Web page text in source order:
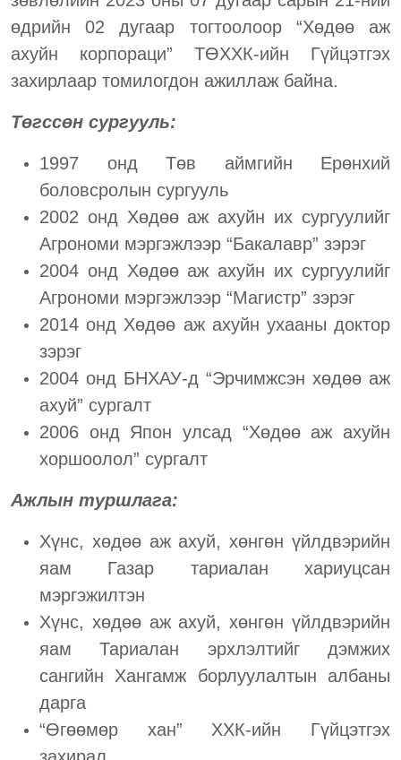
өдрийн 02 дугаар тогтоолоор “Хөдөө аж
ахуйн корпораци” ТӨХХК-ийн Гүйцэтгэх
захирлаар томилогдон ажиллаж байна.
Төгссөн сургууль:
1997 онд Төв аймгийн Ерөнхий
боловсролын сургууль
2002 онд Хөдөө аж ахуйн их сургуулийг
Агрономи мэргэжлээр “Бакалавр” зэрэг
2004 онд Хөдөө аж ахуйн их сургуулийг
Агрономи мэргэжлээр “Магистр” зэрэг
2014 онд Хөдөө аж ахуйн ухааны доктор
зэрэг
2004 онд БНХАУ-д “Эрчимжсэн хөдөө аж
ахуй” сургалт
2006 онд Япон улсад “Хөдөө аж ахуйн
хоршоолол” сургалт
Ажлын туршлага:
Хүнс, хөдөө аж ахуй, хөнгөн үйлдвэрийн
яам Газар тариалан хариуцсан
мэргэжилтэн
Хүнс, хөдөө аж ахуй, хөнгөн үйлдвэрийн
яам Тариалан эрхлэлтийг дэмжих
сангийн Хангамж борлуулалтын албаны
дарга
“Өгөөмөр хан” ХХК-ийн Гүйцэтгэх